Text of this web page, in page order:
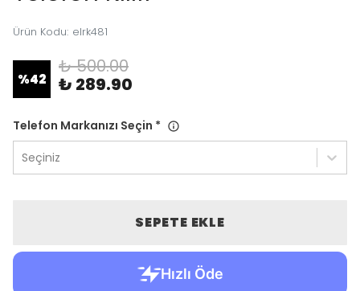
Ürün Kodu: elrk481
%42
₺ 500.00
₺ 289.90
Telefon Markanızı Seçin *
Seçiniz
SEPETE EKLE